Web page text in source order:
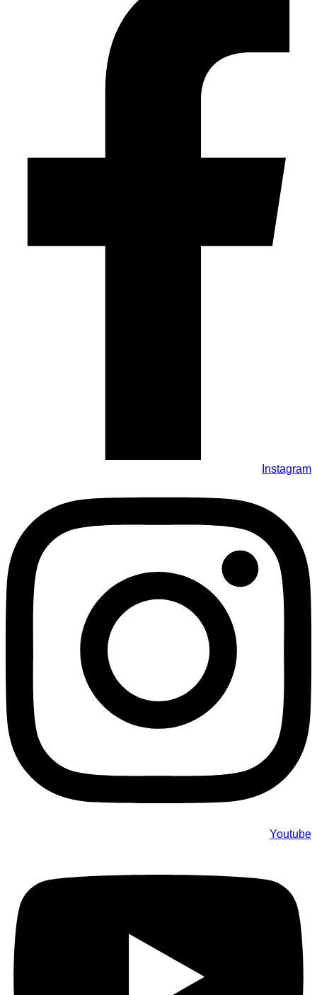
Instagram
Youtube